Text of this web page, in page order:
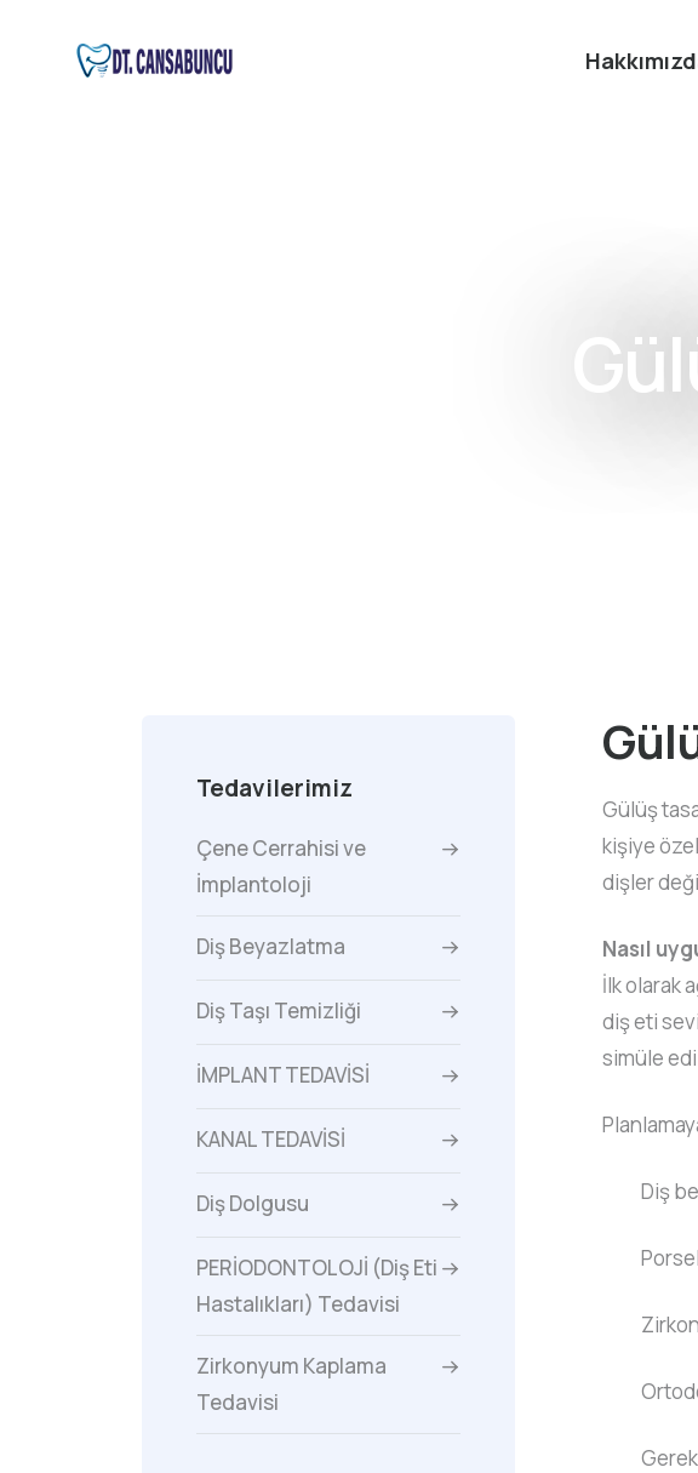
Tedavilerimiz
Çene Cerrahisi ve
İmplantoloji
Diş Beyazlatma
Diş Taşı Temizliği
İMPLANT TEDAVİSİ
KANAL TEDAVİSİ
Diş Dolgusu
PERİODONTOLOJİ (Diş Eti
Hastalıkları) Tedavisi
Zirkonyum Kaplama
Tedavisi
Gülüş
kişiye
dişler
Nasıl
İlk olarak
diş eti
simüle
Diş